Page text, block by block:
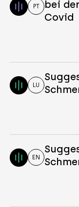
PT
bei
Covid
LU
EN